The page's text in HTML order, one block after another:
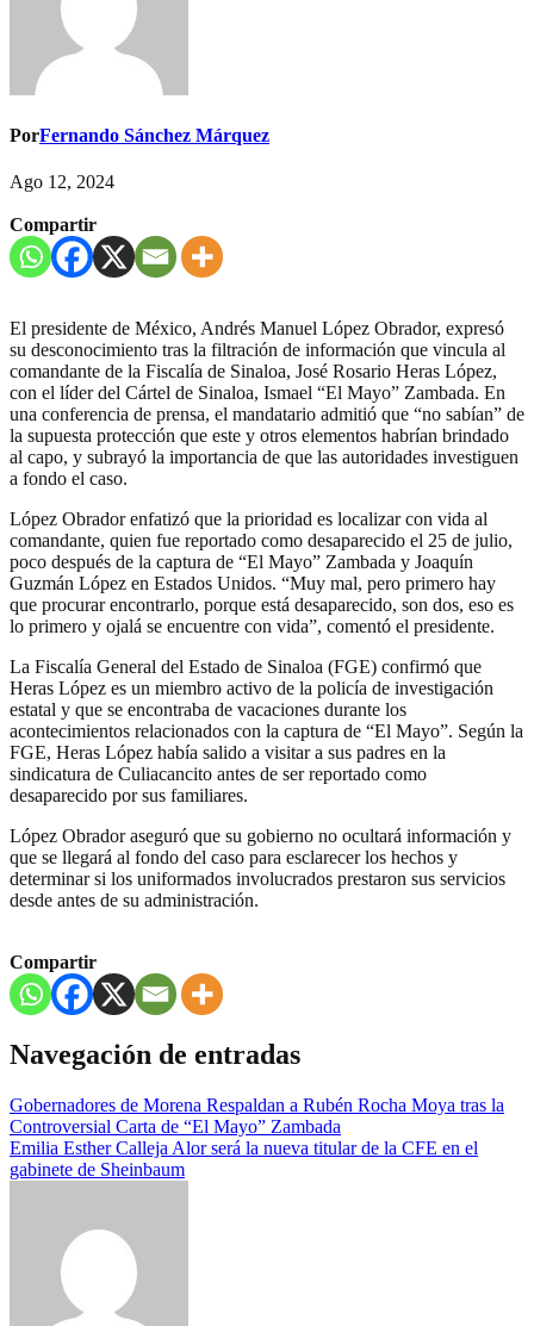
PorFernando Sánchez Márquez
Ago 12, 2024
Compartir
El presidente de México, Andrés Manuel López Obrador, expresó
su desconocimiento tras la filtración de información que vincula al
comandante de la Fiscalía de Sinaloa, José Rosario Heras López,
con el líder del Cártel de Sinaloa, Ismael “El Mayo” Zambada. En
una conferencia de prensa, el mandatario admitió que “no sabían” de
la supuesta protección que este y otros elementos habrían brindado
al capo, y subrayó la importancia de que las autoridades investiguen
a fondo el caso.
López Obrador enfatizó que la prioridad es localizar con vida al
comandante, quien fue reportado como desaparecido el 25 de julio,
poco después de la captura de “El Mayo” Zambada y Joaquín
Guzmán López en Estados Unidos. “Muy mal, pero primero hay
que procurar encontrarlo, porque está desaparecido, son dos, eso es
lo primero y ojalá se encuentre con vida”, comentó el presidente.
La Fiscalía General del Estado de Sinaloa (FGE) confirmó que
Heras López es un miembro activo de la policía de investigación
estatal y que se encontraba de vacaciones durante los
acontecimientos relacionados con la captura de “El Mayo”. Según la
FGE, Heras López había salido a visitar a sus padres en la
sindicatura de Culiacancito antes de ser reportado como
desaparecido por sus familiares.
López Obrador aseguró que su gobierno no ocultará información y
que se llegará al fondo del caso para esclarecer los hechos y
determinar si los uniformados involucrados prestaron sus servicios
desde antes de su administración.
Compartir
Navegación de entradas
Gobernadores de Morena Respaldan a Rubén Rocha Moya tras la
Controversial Carta de “El Mayo” Zambada
Emilia Esther Calleja Alor será la nueva titular de la CFE en el
gabinete de Sheinbaum